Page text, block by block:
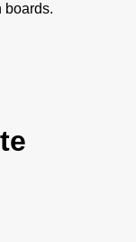
boards.